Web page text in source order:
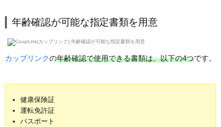
年齢確認が可能な指定書類を用意
カップリンクの年齢確認で使用できる書類は、以下の4つです。
健康保険証
運転免許証
パスポート